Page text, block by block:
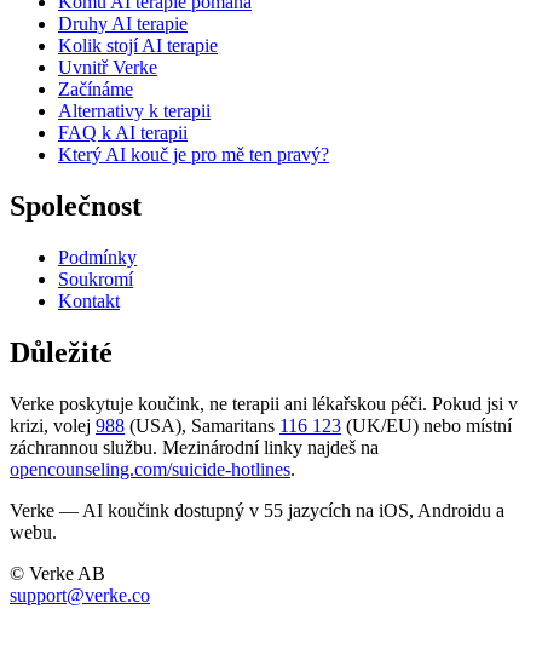
Druhy AI terapie
Kolik stojí AI terapie
Uvnitř Verke
Začínáme
Alternativy k terapii
FAQ k AI terapii
Který AI kouč je pro mě ten pravý?
Společnost
Podmínky
Soukromí
Kontakt
Důležité
Verke poskytuje koučink, ne terapii ani lékařskou péči. Pokud jsi v
krizi, volej 988 (USA), Samaritans 116 123 (UK/EU) nebo místní
záchrannou službu. Mezinárodní linky najdeš na
opencounseling.com/suicide-hotlines.
Verke — AI koučink dostupný v 55 jazycích na iOS, Androidu a
webu.
© Verke AB
support@verke.co